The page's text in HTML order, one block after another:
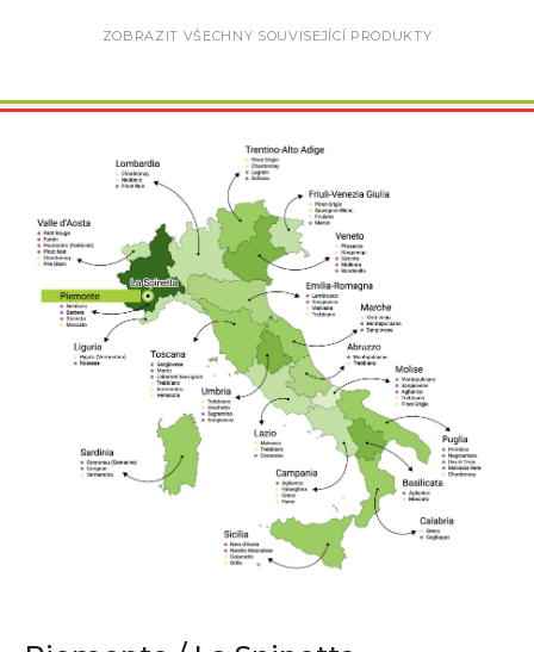
ZOBRAZIT VŠECHNY SOUVISEJÍCÍ PRODUKTY